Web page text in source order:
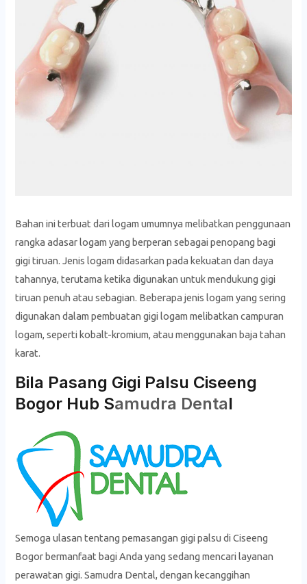
Bahan ini terbuat dari logam umumnya melibatkan penggunaan
rangka adasar logam yang berperan sebagai penopang bagi
gigi tiruan. Jenis logam didasarkan pada kekuatan dan daya
tahannya, terutama ketika digunakan untuk mendukung gigi
tiruan penuh atau sebagian. Beberapa jenis logam yang sering
digunakan dalam pembuatan gigi logam melibatkan campuran
logam, seperti kobalt-kromium, atau menggunakan baja tahan
karat.
Bila Pasang Gigi Palsu Ciseeng
Bogor Hub Samudra Dental
Semoga ulasan tentang pemasangan gigi palsu di Ciseeng
Bogor bermanfaat bagi Anda yang sedang mencari layanan
perawatan gigi. Samudra Dental, dengan kecanggihan